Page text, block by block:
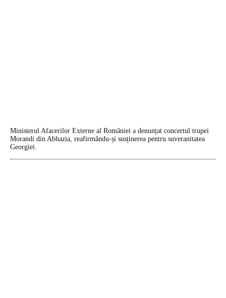
Ministerul Afacerilor Externe al României a denunțat concertul trupei
Morandi din Abhazia, reafirmându-și susținerea pentru suveranitatea
Georgiei.